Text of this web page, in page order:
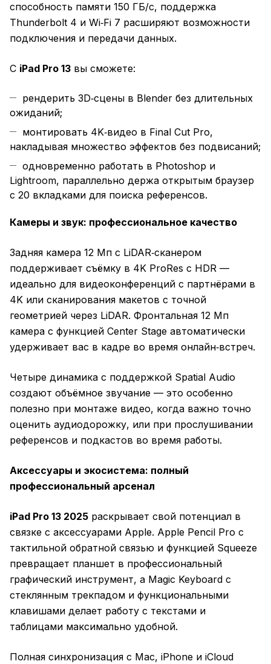
способность памяти 150 ГБ/с, поддержка
Thunderbolt 4 и Wi‑Fi 7 расширяют возможности
подключения и передачи данных.
С iPad Pro 13 вы сможете:
рендерить 3D‑сцены в Blender без длительных
ожиданий;
монтировать 4K‑видео в Final Cut Pro,
накладывая множество эффектов без подвисаний;
одновременно работать в Photoshop и
Lightroom, параллельно держа открытым браузер
с 20 вкладками для поиска референсов.
Камеры и звук: профессиональное качество
Задняя камера 12 Мп с LiDAR‑сканером
поддерживает съёмку в 4K ProRes с HDR —
идеально для видеоконференций с партнёрами в
4K или сканирования макетов с точной
геометрией через LiDAR. Фронтальная 12 Мп
камера с функцией Center Stage автоматически
удерживает вас в кадре во время онлайн‑встреч.
Четыре динамика с поддержкой Spatial Audio
создают объёмное звучание — это особенно
полезно при монтаже видео, когда важно точно
оценить аудиодорожку, или при прослушивании
референсов и подкастов во время работы.
Аксессуары и экосистема: полный
профессиональный арсенал
iPad Pro 13 2025 раскрывает свой потенциал в
связке с аксессуарами Apple. Apple Pencil Pro с
тактильной обратной связью и функцией Squeeze
превращает планшет в профессиональный
графический инструмент, а Magic Keyboard с
стеклянным трекпадом и функциональными
клавишами делает работу с текстами и
таблицами максимально удобной.
Полная синхронизация с Mac, iPhone и iCloud